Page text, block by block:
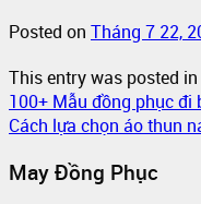
Posted on Tháng 7 22,
This entry was posted in
100+ Mẫu đồng phục đi
Cách lựa chọn áo thun
May Đồng Phục